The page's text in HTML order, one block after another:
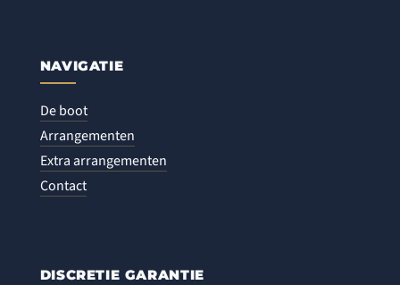
NAVIGATIE
De boot
Arrangementen
Extra arrangementen
Contact
DISCRETIE GARANTIE